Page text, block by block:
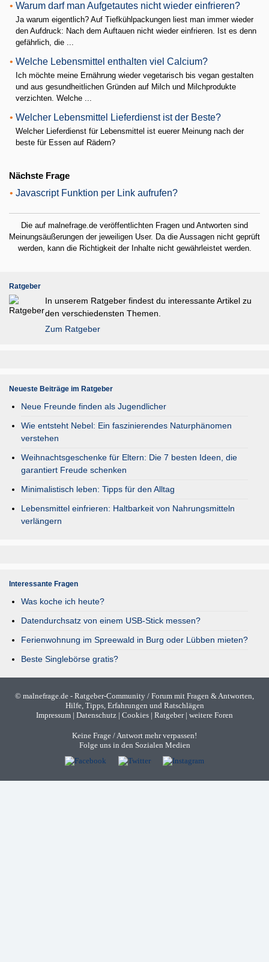
• Warum darf man Aufgetautes nicht wieder einfrieren?
Ja warum eigentlich? Auf Tiefkühlpackungen liest man immer wieder
den Aufdruck: Nach dem Auftauen nicht wieder einfrieren. Ist es denn
gefährlich, die ...
• Welche Lebensmittel enthalten viel Calcium?
Ich möchte meine Ernährung wieder vegetarisch bis vegan gestalten
und aus gesundheitlichen Gründen auf Milch und Milchprodukte
verzichten. Welche ...
• Welcher Lebensmittel Lieferdienst ist der Beste?
Welcher Lieferdienst für Lebensmittel ist euerer Meinung nach der
beste für Essen auf Rädern?
Nächste Frage
• Javascript Funktion per Link aufrufen?
Die auf malnefrage.de veröffentlichten Fragen und Antworten sind
Meinungsäußerungen der jeweiligen User. Da die Aussagen nicht geprüft
werden, kann die Richtigkeit der Inhalte nicht gewährleistet werden.
Ratgeber
In unserem Ratgeber findest du interessante Artikel zu
den verschiedensten Themen.
Zum Ratgeber
Neueste Beiträge im Ratgeber
Neue Freunde finden als Jugendlicher
Wie entsteht Nebel: Ein faszinierendes Naturphänomen
verstehen
Weihnachtsgeschenke für Eltern: Die 7 besten Ideen, die
garantiert Freude schenken
Minimalistisch leben: Tipps für den Alltag
Lebensmittel einfrieren: Haltbarkeit von Nahrungsmitteln
verlängern
Interessante Fragen
Was koche ich heute?
Datendurchsatz von einem USB-Stick messen?
Ferienwohnung im Spreewald in Burg oder Lübben mieten?
Beste Singlebörse gratis?
© malnefrage.de - Ratgeber-Community / Forum mit Fragen & Antworten,
Hilfe, Tipps, Erfahrungen und Ratschlägen
Impressum | Datenschutz | Cookies | Ratgeber| weitere Foren
Keine Frage / Antwort mehr verpassen!
Folge uns in den Sozialen Medien